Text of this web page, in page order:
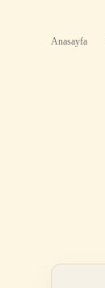
Anasayfa